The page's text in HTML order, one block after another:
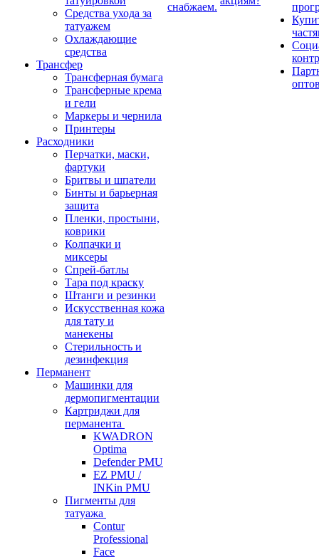
Средства ухода за
татуажем
Охлаждающие
средства
Трансфер
Трансферная бумага
Трансферные крема
и гели
Маркеры и чернила
Принтеры
Расходники
Перчатки, маски,
фартуки
Бритвы и шпатели
Бинты и барьерная
защита
Пленки, простыни,
коврики
Колпачки и
миксеры
Спрей-батлы
Тара под краску
Штанги и резинки
Искусственная кожа
для тату и
манекены
Стерильность и
дезинфекция
Перманент
Машинки для
дермопигментации
Картриджи для
перманента
KWADRON
Optima
Defender PMU
EZ PMU /
INKin PMU
Пигменты для
татуажа
Contur
Professional
Face
снабжаем.